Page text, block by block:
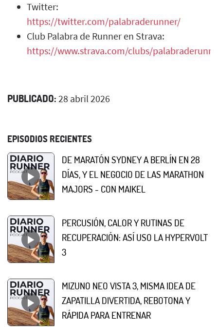
Twitter:
https://twitter.com/palabraderunner/
Club Palabra de Runner en Strava:
https://www.strava.com/clubs/
PUBLICADO: 28 abril 2026
EPISODIOS RECIENTES
DE MARATÓN SYDNEY A BERLÍN EN 28
DÍAS, Y EL NEGOCIO DE LAS MARATHON
MAJORS - CON MAIKEL
PERCUSIÓN, CALOR Y RUTINAS DE
RECUPERACIÓN: ASÍ USO LA HYPERVOLT
3
MIZUNO NEO VISTA 3, MISMA IDEA DE
ZAPATILLA DIVERTIDA, REBOTONA Y
RÁPIDA PARA ENTRENAR